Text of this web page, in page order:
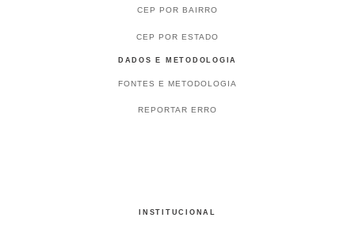
CEP POR BAIRRO
CEP POR ESTADO
DADOS E METODOLOGIA
FONTES E METODOLOGIA
REPORTAR ERRO
INSTITUCIONAL